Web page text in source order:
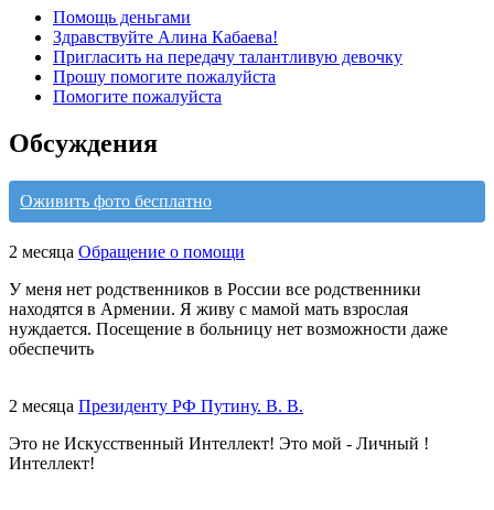
Помощь деньгами
Здравствуйте Алина Кабаева!
Пригласить на передачу талантливую девочку
Прошу помогите пожалуйста
Помогите пожалуйста
Обсуждения
Оживить фото бесплатно
2 месяца Обращение о помощи
У меня нет родственников в России все родственники
находятся в Армении. Я живу с мамой мать взрослая
нуждается. Посещение в больницу нет возможности даже
обеспечить
2 месяца Президенту РФ Путину. В. В.
Это не Искусственный Интеллект! Это мой - Личный !
Интеллект!